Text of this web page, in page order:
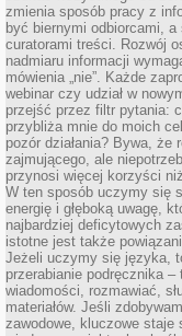
zmienia sposób pracy z
być biernymi odbiorcami,
curatorami treści. Rozwój
nadmiaru informacji
mówienia „nie”. Każde
webinar czy udział w
przejść przez filtr pytania:
przybliża mnie do moich
pozór działania? Bywa, że
zajmującego, ale
przynosi więcej korzyści
W ten sposób uczymy się
energię i głęboką uwagę,
najbardziej deficytowych
istotne jest także
Jeżeli uczymy się języka,
przerabianie podręcznika –
wiadomości, rozmawiać,
materiałów. Jeśli
zawodowe, kluczowe staje